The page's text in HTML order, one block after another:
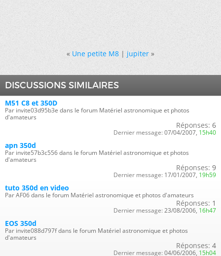
« Une petite M8|jupiter »
DISCUSSIONS SIMILAIRES
M51 C8 et 350D
Par invite03d95b3e dans le forum Matériel astronomique et photos
d'amateurs
Réponses: 6
Dernier message: 07/04/2007, 15h40
apn 350d
Par invite57b3c556 dans le forum Matériel astronomique et photos
d'amateurs
Réponses: 9
Dernier message: 17/01/2007, 19h59
tuto 350d en video
Par AF06 dans le forum Matériel astronomique et photos d'amateurs
Réponses: 1
Dernier message: 23/08/2006, 16h47
EOS 350d
Par invite088d797f dans le forum Matériel astronomique et photos
d'amateurs
Réponses: 4
Dernier message: 04/06/2006, 15h04